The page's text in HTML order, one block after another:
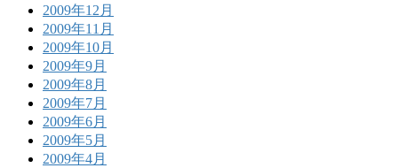
2009年12月
2009年11月
2009年10月
2009年9月
2009年8月
2009年7月
2009年6月
2009年5月
2009年4月